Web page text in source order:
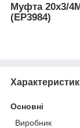
Муфта 20x3/
(EP3984)
Основні
Виробник